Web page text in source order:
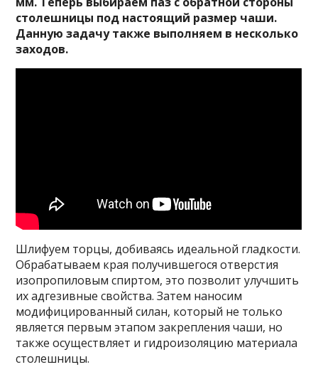
столешницы под настоящий размер чаши.
Данную задачу также выполняем в несколько
заходов.
Шлифуем торцы, добиваясь идеальной гладкости.
Обрабатываем края получившегося отверстия
изопропиловым спиртом, это позволит улучшить
их адгезивные свойства. Затем наносим
модифицированный силан, который не только
является первым этапом закрепления чаши, но
также осуществляет и гидроизоляцию материала
столешницы.